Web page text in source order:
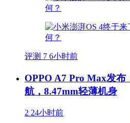
评测 7 6小时前
OPPO A7 Pro Max发布
航，8.47mm轻薄机身
2 24小时前